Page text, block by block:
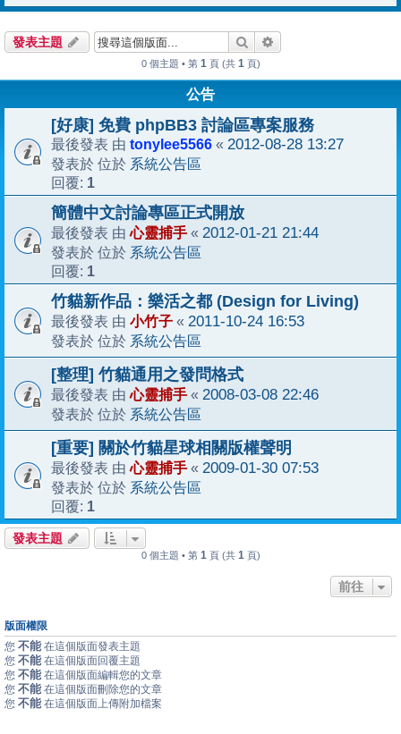
發表主題 搜尋
0 個主題 • 第 1 頁 (共 1 頁)
公告
[好康] 免費 phpBB3 討論區專案服務
最後發表 由 tonylee5566 « 2012-08-28 13:27
發表於 位於 系統公告區
回覆: 1
簡體中文討論專區正式開放
最後發表 由心靈捕手 « 2012-01-21 21:44
發表於 位於 系統公告區
回覆: 1
竹貓新作品：樂活之都 (Design for Living)
最後發表 由 小竹子 « 2011-10-24 16:53
發表於 位於 系統公告區
[整理] 竹貓通用之發問格式
最後發表 由心靈捕手 « 2008-03-08 22:46
發表於 位於 系統公告區
[重要] 關於竹貓星球相關版權聲明
最後發表 由心靈捕手 « 2009-01-30 07:53
發表於 位於 系統公告區
回覆: 1
發表主題
0 個主題 • 第 1 頁 (共 1 頁)
前往
版面權限
您 不能 在這個版面發表主題
您 不能 在這個版面回覆主題
您 不能 在這個版面編輯您的文章
您 不能 在這個版面刪除您的文章
您 不能 在這個版面上傳附加檔案